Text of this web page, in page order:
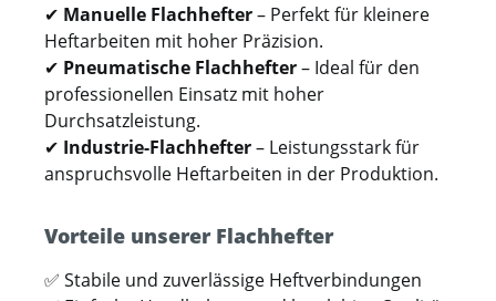
✔ Manuelle Flachhefter– Perfekt für kleinere
Heftarbeiten mit hoher Präzision.
✔ Pneumatische Flachhefter– Ideal für den
professionellen Einsatz mit hoher
Durchsatzleistung.
✔ Industrie-Flachhefter– Leistungsstark für
anspruchsvolle Heftarbeiten in der Produktion.
Vorteile unserer Flachhefter
✅ Stabile und zuverlässige Heftverbindungen